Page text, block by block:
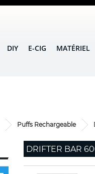
DIY E-CIG MATÉRIEL
Puffs Rechargeable
DRIFTER BAR